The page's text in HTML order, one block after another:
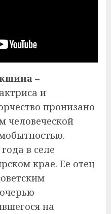
–
и
пронизано
человеческой
в селе
крае. Ее отец
на